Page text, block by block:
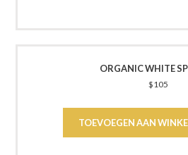
ORGANIC WHITE
$105
TOEVOEGEN AAN